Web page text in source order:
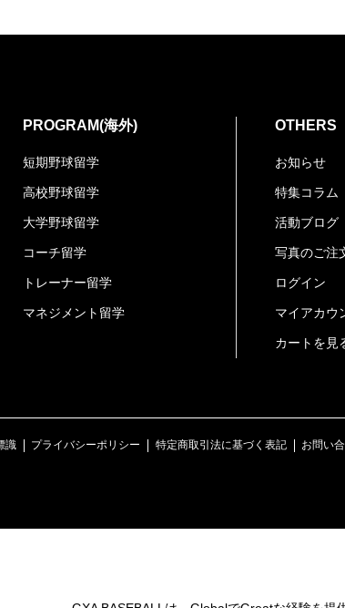
PROGRAM(海外)
短期野球留学
高校野球留学
大学野球留学
コーチ留学
トレーナー留学
マネジメント留学
OTHERS
お知らせ
特集コラム
活動ブログ
写真のご注
ログイン
マイアカウ
カートを見
識 プライバシーポリシー 特定商取引法に基づく表記 お問い